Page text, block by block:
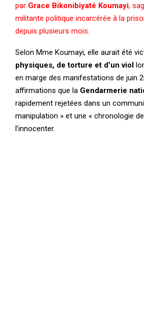
par Grace Bikonibiyaté Koumayi,
militante politique incarcérée à la
depuis plusieurs mois.
Selon Mme Koumayi, elle aurait été
physiques, de torture et d’un viol
en marge des manifestations de juin
affirmations que la Gendarmerie
rapidement rejetées dans un
manipulation » et une « chronologie
l’innocenter.